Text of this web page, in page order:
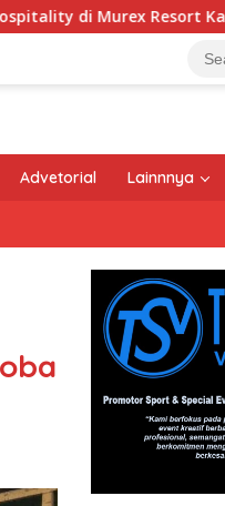
Resort Kalasey
Advetorial Lainnnya